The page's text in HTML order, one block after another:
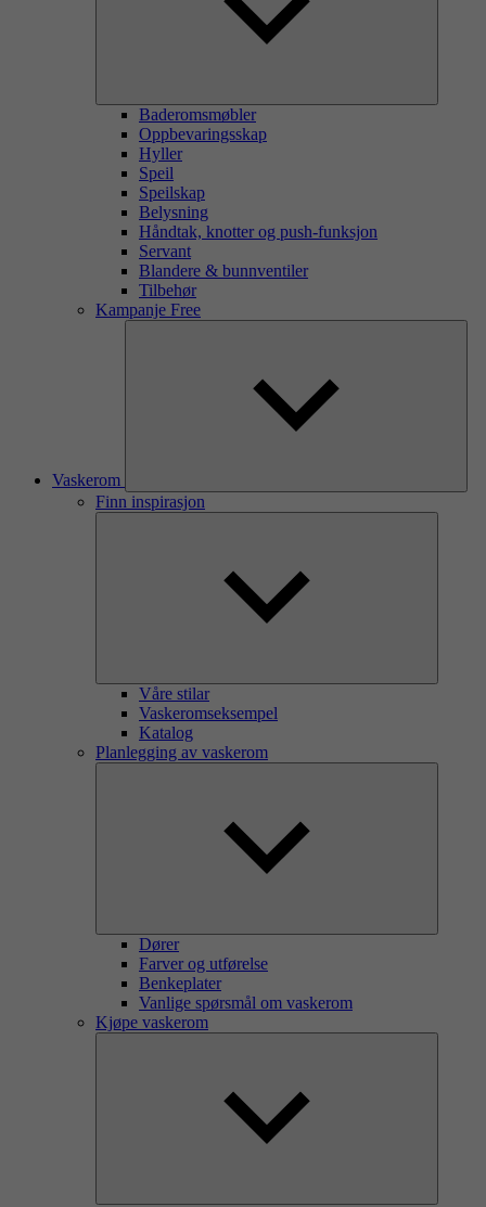
Baderomsmøbler
Oppbevaringsskap
Hyller
Speil
Speilskap
Belysning
Håndtak, knotter og push-funksjon
Servant
Blandere & bunnventiler
Tilbehør
Kampanje Free
Vaskerom
Finn inspirasjon
Våre stilar
Vaskeromseksempel
Katalog
Planlegging av vaskerom
Dører
Farver og utførelse
Benkeplater
Vanlige spørsmål om vaskerom
Kjøpe vaskerom